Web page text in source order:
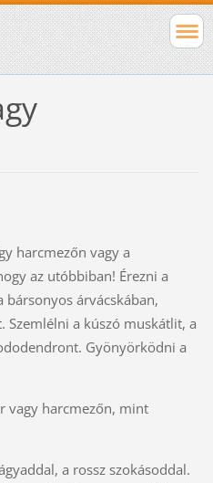
harcmezőn vagy a
az utóbbiban! Érezni a
árvácskában,
Szemlélni a kúszó muskátlit, a
Gyönyörködni a
vagy harcmezőn, mint
a rossz szokásoddal.